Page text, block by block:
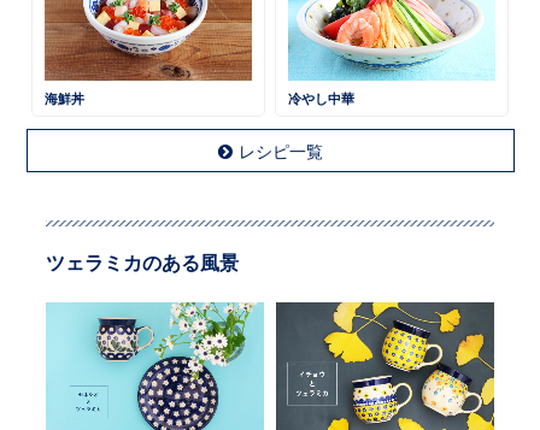
海鮮丼 冷やし中華
レシピ一覧
ツェラミカのある風景